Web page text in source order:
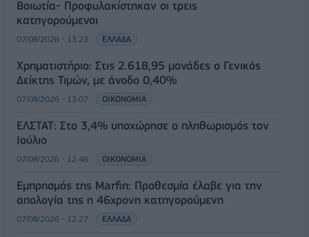
Βοιωτία- Προφυλακίστηκαν οι τρεις
κατηγορούμενοι
07/08/2026 - 13:23 ΕΛΛΑΔΑ
Χρηματιστήριο: Στις 2.618,95 μονάδες ο Γενικός
Δείκτης Τιμών, με άνοδο 0,40%
07/08/2026 - 13:07 ΟΙΚΟΝΟΜΙΑ
ΕΛΣΤΑΤ: Στο 3,4% υποχώρησε ο πληθωρισμός τον
Ιούλιο
07/08/2026 - 12:46 ΟΙΚΟΝΟΜΙΑ
Εμπρησμός της Marfin: Προθεσμία έλαβε για την
απολογία της η 46χρονη κατηγορούμενη
07/08/2026 - 12:27 ΕΛΛΑΔΑ